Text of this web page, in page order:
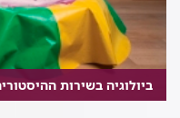
ביולוגיה בשירות